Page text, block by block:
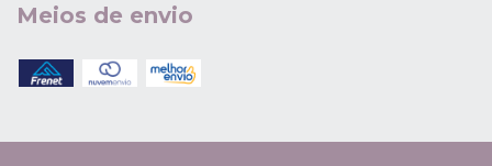
Meios de envio